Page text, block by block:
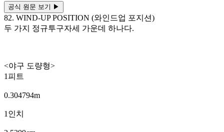
공식 원문 보기 ▶
82. WIND-UP POSITION (와인드업 포지션)
두 가지 정규투구자세 가운데 하나다.
<야구 도량형>
1피트
0.304794m
1인치